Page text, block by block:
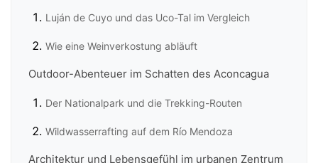
Luján de Cuyo und das Uco-Tal im Vergleich
Wie eine Weinverkostung abläuft
Outdoor-Abenteuer im Schatten des Aconcagua
Der Nationalpark und die Trekking-Routen
Wildwasserrafting auf dem Río Mendoza
Architektur und Lebensgefühl im urbanen Zentrum